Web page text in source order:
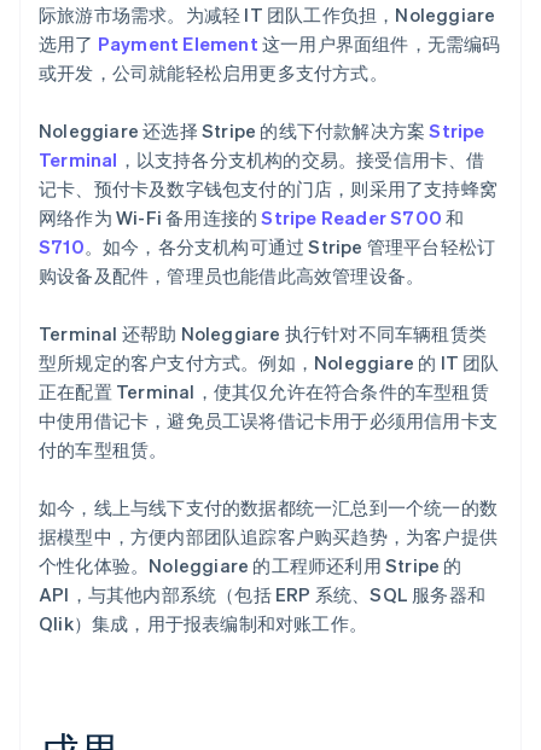
际旅游市场需求。为减轻 IT 团队工作负担，Noleggiare
选用了 Payment Element 这一用户界面组件，无需编码
或开发，公司就能轻松启用更多支付方式。
Noleggiare 还选择 Stripe 的线下付款解决方案Stripe
Terminal ，以支持各分支机构的交易。接受信用卡、借
记卡、预付卡及数字钱包支付的门店，则采用了支持蜂窝
网络作为 Wi-Fi 备用连接的Stripe Reader S700 和
S710。如今，各分支机构可通过 Stripe 管理平台轻松订
购设备及配件，管理员也能借此高效管理设备。
Terminal 还帮助 Noleggiare 执行针对不同车辆租赁类
型所规定的客户支付方式。例如，Noleggiare 的 IT 团队
正在配置 Terminal，使其仅允许在符合条件的车型租赁
中使用借记卡，避免员工误将借记卡用于必须用信用卡支
付的车型租赁。
如今，线上与线下支付的数据都统一汇总到一个统一的数
据模型中，方便内部团队追踪客户购买趋势，为客户提供
个性化体验。Noleggiare 的工程师还利用 Stripe 的
API，与其他内部系统（包括 ERP 系统、SQL 服务器和
Qlik）集成，用于报表编制和对账工作。